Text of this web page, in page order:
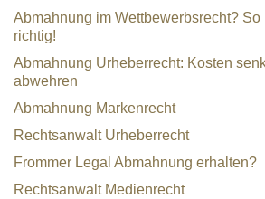
Abmahnung im Wettbewerbsrecht?
richtig!
Abmahnung Urheberrecht: Kosten
abwehren
Abmahnung Markenrecht
Rechtsanwalt Urheberrecht
Frommer Legal Abmahnung erhalten?
Rechtsanwalt Medienrecht